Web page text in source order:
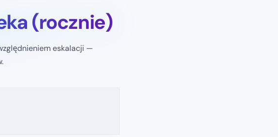
(rocznie)
eskalacji —